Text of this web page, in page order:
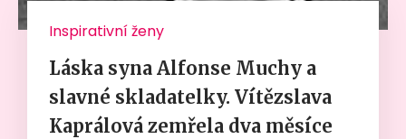
Inspirativní ženy
Láska syna Alfonse Muchy a
slavné skladatelky. Vítězslava
Kaprálová zemřela dva měsíce